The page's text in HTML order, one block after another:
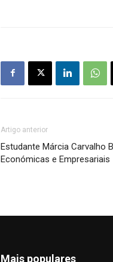
Artigo anterior
Estudante Márcia Carvalho
Económicas e Empresariais
Mais populares